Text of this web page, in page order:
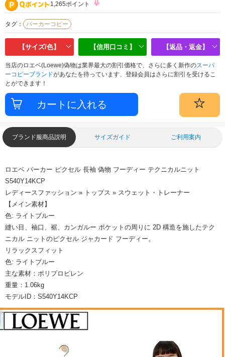
1,265ポイント
タグ： パーカーコピー
【サイズ/色】 【信用口コミ】 【返品・返金】
当店のロエベ(Loewe)偽物は業界最大の割引価格で、さらに多く新作のスーパ
ーコピーブランドがあなたを待っています、登録会員はさらに割引を受けるこ
とができます！
ブランド服商品説明 サイズガイド ご利用案内
ロエベ パーカー ピクセル 長袖 偽物 フーディー テクニカルニット
S540Y14KCP
レディースファッション » トップス » スウェット・トレーナー
【メイン素材】
色: ライトブルー
縫い目、袖口、裾、カンガルー ポケットの周りに 2D 構造を施したテク
ニカル ニットのピクセル ジャカード フーディー。
リラックスフィット
色: ライトブルー
主な素材：ポリプロピレン
重量：1.06kg
モデルID：S540Y14KCP